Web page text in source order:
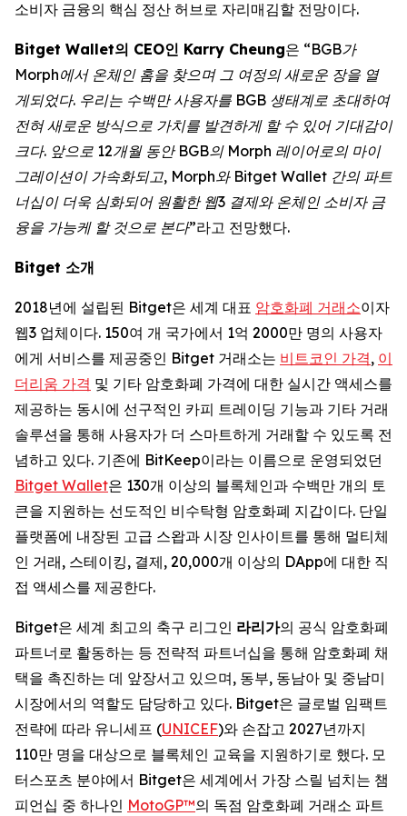
소비자 금융의 핵심 정산 허브로 자리매김할 전망이다.
Bitget Wallet의 CEO인 Karry Cheung은 “BGB가
Morph에서 온체인 홈을 찾으며 그 여정의 새로운 장을 열
게되었다. 우리는 수백만 사용자를 BGB 생태계로 초대하여
전혀 새로운 방식으로 가치를 발견하게 할 수 있어 기대감이
크다. 앞으로 12개월 동안 BGB의 Morph 레이어로의 마이
그레이션이 가속화되고, Morph와 Bitget Wallet 간의 파트
너십이 더욱 심화되어 원활한 웹3 결제와 온체인 소비자 금
융을 가능케 할 것으로 본다”라고 전망했다.
Bitget 소개
2018년에 설립된 Bitget은 세계 대표 암호화폐 거래소이자
웹3 업체이다. 150여 개 국가에서 1억 2000만 명의 사용자
에게 서비스를 제공중인 Bitget 거래소는 비트코인 가격, 이
더리움 가격 및 기타 암호화폐 가격에 대한 실시간 액세스를
제공하는 동시에 선구적인 카피 트레이딩 기능과 기타 거래
솔루션을 통해 사용자가 더 스마트하게 거래할 수 있도록 전
념하고 있다. 기존에 BitKeep이라는 이름으로 운영되었던
Bitget Wallet은 130개 이상의 블록체인과 수백만 개의 토
큰을 지원하는 선도적인 비수탁형 암호화폐 지갑이다. 단일
플랫폼에 내장된 고급 스왑과 시장 인사이트를 통해 멀티체
인 거래, 스테이킹, 결제, 20,000개 이상의 DApp에 대한 직
접 액세스를 제공한다.
Bitget은 세계 최고의 축구 리그인 라리가의 공식 암호화폐
파트너로 활동하는 등 전략적 파트너십을 통해 암호화폐 채
택을 촉진하는 데 앞장서고 있으며, 동부, 동남아 및 중남미
시장에서의 역할도 담당하고 있다. Bitget은 글로벌 임팩트
전략에 따라 유니세프 (UNICEF)와 손잡고 2027년까지
110만 명을 대상으로 블록체인 교육을 지원하기로 했다. 모
터스포츠 분야에서 Bitget은 세계에서 가장 스릴 넘치는 챔
피언십 중 하나인 MotoGP™의 독점 암호화폐 거래소 파트